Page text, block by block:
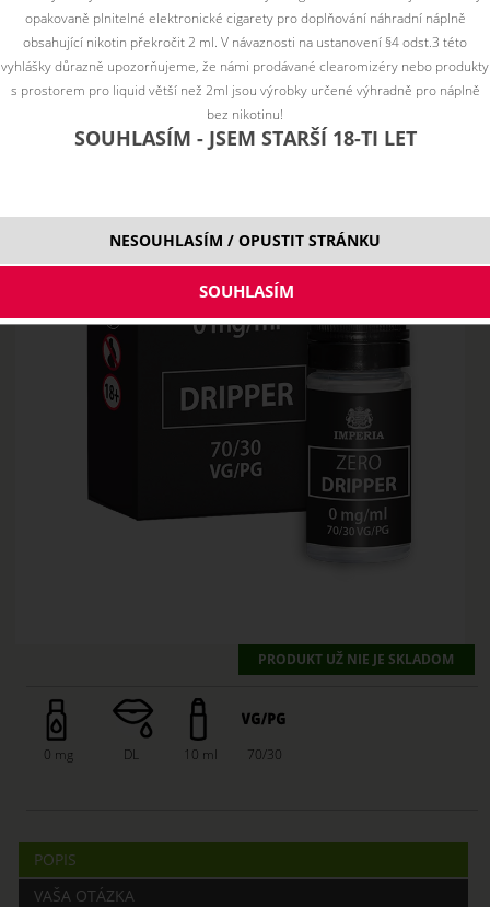
PRODUKT UŽ NIE JE SKLADOM
0 mg DL 10 ml 70/30
POPIS
VAŠA OTÁZKA
opakovaně plnitelné elektronické cigarety pro doplňování náhradní náplně
obsahující nikotin překročit 2 ml. V návaznosti na ustanovení §4 odst.3 této
vyhlášky důrazně upozorňujeme, že námi prodávané clearomizéry nebo produkty
s prostorem pro liquid větší než 2ml jsou výrobky určené výhradně pro náplně
bez nikotinu!
SOUHLASÍM - JSEM STARŠÍ 18-TI LET
NESOUHLASÍM / OPUSTIT STRÁNKU